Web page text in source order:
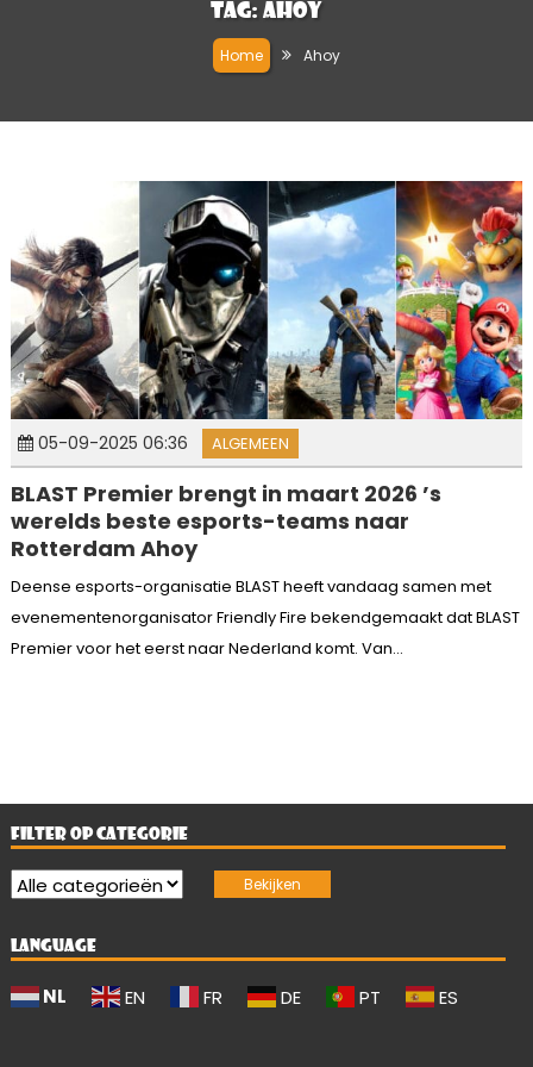
Tag: Ahoy
Home Ahoy
05-09-2025 06:36 ALGEMEEN
BLAST Premier brengt in maart 2026 ’s
werelds beste esports-teams naar
Rotterdam Ahoy
Deense esports-organisatie BLAST heeft vandaag samen met
evenementenorganisator Friendly Fire bekendgemaakt dat BLAST
Premier voor het eerst naar Nederland komt. Van...
FILTER OP CATEGORIE
LANGUAGE
NL EN FR DE PT ES